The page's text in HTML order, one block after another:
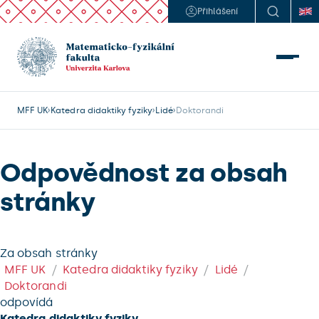
Přihlášení
MFF UK Katedra didaktiky fyziky Lidé Doktorandi
Odpovědnost za obsah
stránky
Za obsah stránky
MFF UK
Katedra didaktiky fyziky
Lidé
Doktorandi
odpovídá